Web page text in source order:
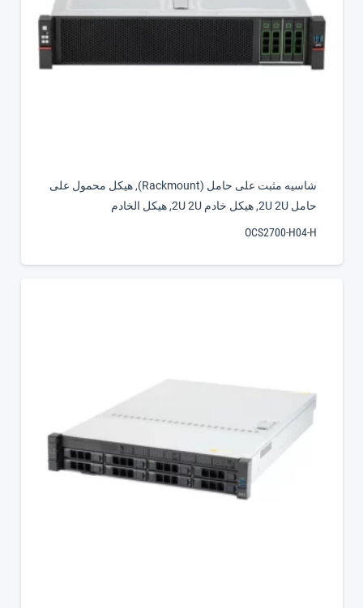
شاسيه مثبت على حامل (Rackmount) ,هيكل محمول على
حامل 2U 2U
,هيكل خادم 2U 2U ,هيكل الخادم
OCS2700-H04-H